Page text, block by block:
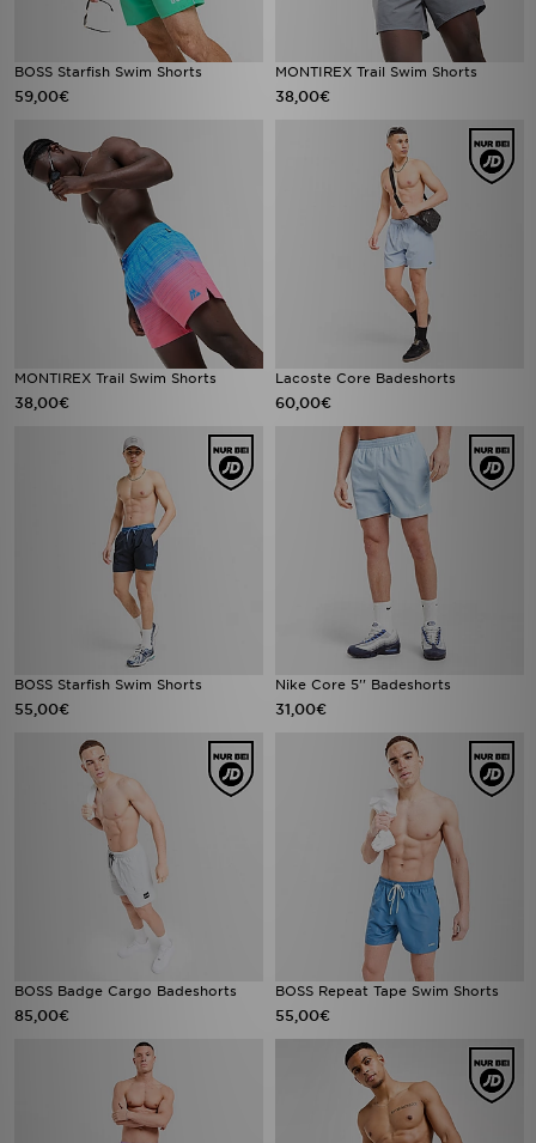
BOSS Starfish Swim Shorts
59,00€
MONTIREX Trail Swim Shorts
38,00€
MONTIREX Trail Swim Shorts
38,00€
Lacoste Core Badeshorts
60,00€
BOSS Starfish Swim Shorts
55,00€
Nike Core 5'' Badeshorts
31,00€
BOSS Badge Cargo Badeshorts
85,00€
BOSS Repeat Tape Swim Shorts
55,00€